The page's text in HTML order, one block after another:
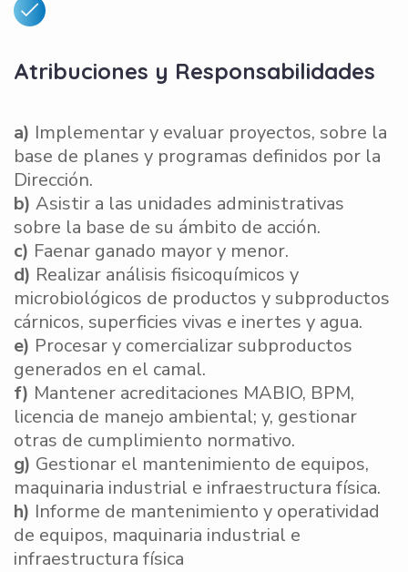
Atribuciones y Responsabilidades
a) Implementar y evaluar proyectos, sobre la
base de planes y programas definidos por la
Dirección.
b) Asistir a las unidades administrativas
sobre la base de su ámbito de acción.
c) Faenar ganado mayor y menor.
d) Realizar análisis fisicoquímicos y
microbiológicos de productos y subproductos
cárnicos, superficies vivas e inertes y agua.
e) Procesar y comercializar subproductos
generados en el camal.
f) Mantener acreditaciones MABIO, BPM,
licencia de manejo ambiental; y, gestionar
otras de cumplimiento normativo.
g) Gestionar el mantenimiento de equipos,
maquinaria industrial e infraestructura física.
h) Informe de mantenimiento y operatividad
de equipos, maquinaria industrial e
infraestructura física